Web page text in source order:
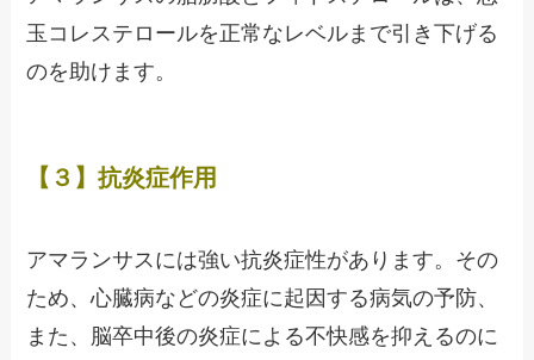
玉コレステロールを正常なレベルまで引き下げる
のを助けます。
【３】抗炎症作用
アマランサスには強い抗炎症性があります。その
ため、心臓病などの炎症に起因する病気の予防、
また、脳卒中後の炎症による不快感を抑えるのに